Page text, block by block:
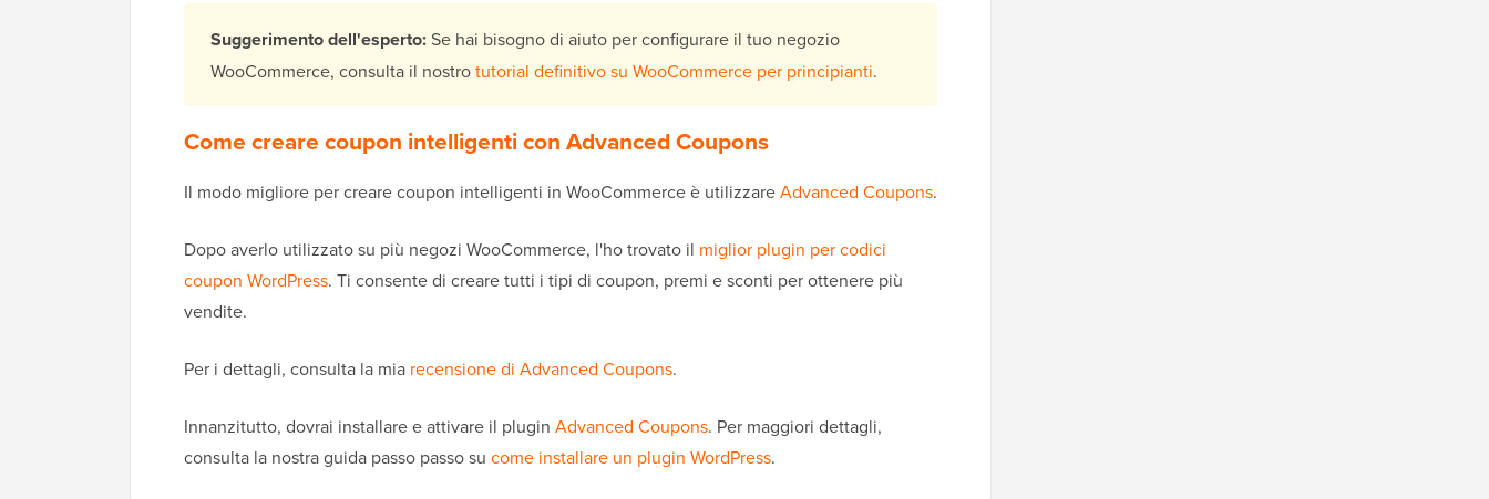
Suggerimento dell'esperto:Se hai bisogno di aiuto per configurare il tuo negozio
WooCommerce, consulta il nostrotutorial definitivo su WooCommerce per principianti.
Come creare coupon intelligenti con Advanced Coupons
Il modo migliore per creare coupon intelligenti in WooCommerce è utilizzareAdvanced Coupons.
Dopo averlo utilizzato su più negozi WooCommerce, l'ho trovato il miglior plugin per codici
coupon WordPress. Ti consente di creare tutti i tipi di coupon, premi e sconti per ottenere più
vendite.
Per i dettagli, consulta la mia recensione di Advanced Coupons.
Innanzitutto, dovrai installare e attivare il plugin Advanced Coupons. Per maggiori dettagli,
consulta la nostra guida passo passo su come installare un plugin WordPress.